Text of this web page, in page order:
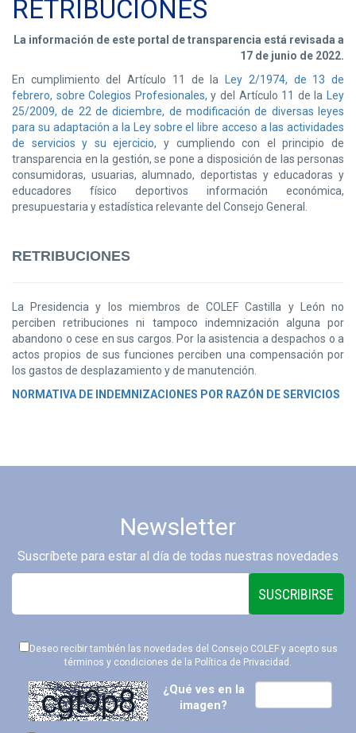
RETRIBUCIONES
La información de este portal de transparencia está revisada a
17 de junio de 2022.
En cumplimiento del Artículo 11 de la
Ley 2/1974, de 13 de
febrero, sobre Colegios Profesionales, y del Artículo 11 de la
Ley
25/2009, de 22 de diciembre, de modificación de diversas leyes
para su adaptación a la Ley sobre el libre acceso a las actividades
de servicios y su ejercicio, y cumpliendo con el principio de
transparencia en la gestión, se pone a disposición de las personas
consumidoras, usuarias, alumnado, deportistas y educadoras y
educadores físico deportivos información económica,
presupuestaria y estadística relevante del Consejo General.
RETRIBUCIONES
La Presidencia y los miembros de COLEF Castilla y León no
perciben retribuciones ni tampoco indemnización alguna por
abandono o cese en sus cargos. Por la asistencia a despachos o a
actos propios de sus funciones perciben una compensación por
los gastos de desplazamiento y de manutención.
NORMATIVA DE INDEMNIZACIONES POR RAZÓN DE SERVICIOS
Newsletter
Suscríbete para estar al día de todas nuestras novedades
SUSCRIBIRSE
Deseo recibir también las novedades del Consejo COLEF y acepto sus
términos y condiciones de la Política de Privacidad .
¿Qué ves en la
imagen?